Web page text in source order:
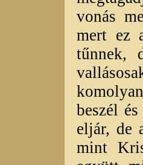
vonás
mert ez
tűnnek,
beszél
eljár, de
mint